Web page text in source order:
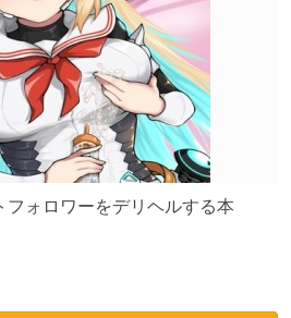
ォロワーをデリヘルする本